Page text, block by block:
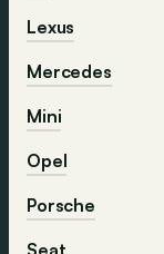
Lexus
Mercedes
Mini
Opel
Porsche